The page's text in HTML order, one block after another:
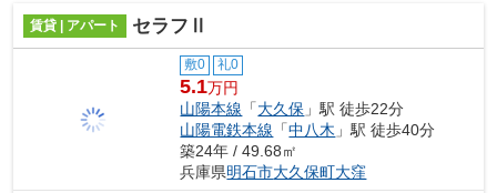
賃貸 | アパート セラフⅡ
敷0 礼0
5.1万円
山陽本線 「大久保 」駅 徒歩22分
山陽電鉄本線 「中八木 」駅 徒歩40分
築24年 / 49.68㎡
兵庫県明石市大久保町大窪